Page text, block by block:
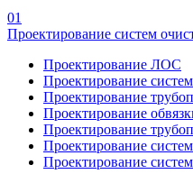
01
Проектирование систем
Проектирование ЛОС
Проектирование
Проектирование
Проектирование
Проектирование
Проектирование
Проектирование